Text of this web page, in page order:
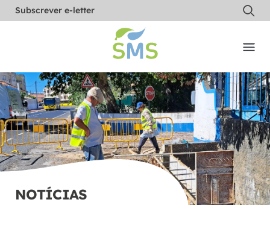
Subscrever e-letter
NOTÍCIAS